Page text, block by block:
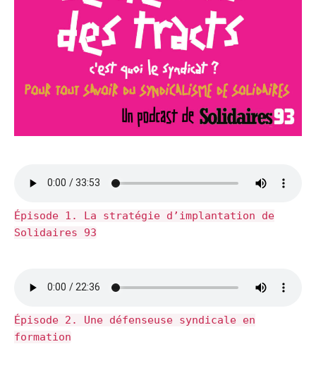
Épisode 1. La stratégie d’implantation de
Solidaires 93
Épisode 2. Une défenseuse syndicale en
formation